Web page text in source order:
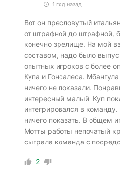
1 год назад
Вот он пресловутый
от штрафной до штрафной,
конечно зрелище. На мой
составом, надо было
опытных игроков с более
Купа и Гонсалеса.
ничего не показали.
интересный малый. Куп
интегрировался в команду.
ничего показать. В общем
Мотты работы непочатый
сыграла команда с
2